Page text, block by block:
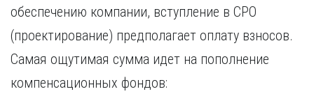
обеспечению компании, вступление в СРО
(проектирование) предполагает оплату взносов.
Самая ощутимая сумма идет на пополнение
компенсационных фондов: